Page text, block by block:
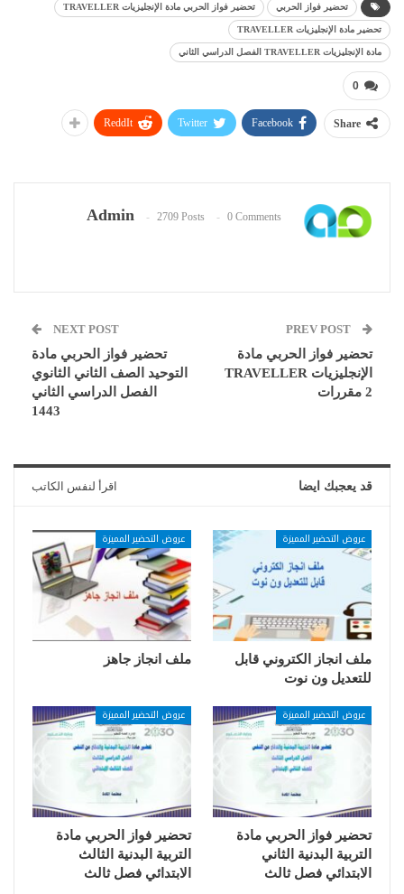
تحضير فواز الحربي تحضير فواز الحربي مادة الإنجليزيات TRAVELLER
تحضير مادة الإنجليزيات TRAVELLER
مادة الإنجليزيات TRAVELLER الفصل الدراسي الثاني
0
Share
Facebook
Twitter
ReddIt
Admin 2709 Posts 0 Comments
تحضير فواز الحربي مادة
الإنجليزيات TRAVELLER
2 مقررات
NEXT POST
تحضير فواز الحربي مادة
التوحيد الصف الثاني الثانوي
الفصل الدراسي الثاني
1443
قد يعجبك ايضا اقرأ لنفس الكاتب
عروض التحضير المميزة
ملف انجاز الكتروني قابل
للتعديل ون نوت
عروض التحضير المميزة
ملف انجاز جاهز
عروض التحضير المميزة
تحضير فواز الحربي مادة
التربية البدنية الثاني
الابتدائي فصل ثالث
عروض التحضير المميزة
تحضير فواز الحربي مادة
التربية البدنية الثالث
الابتدائي فصل ثالث